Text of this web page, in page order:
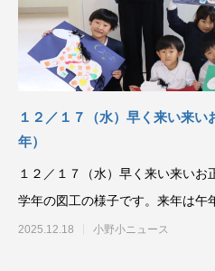
１２／１７（水）早く来い来
年）
１２／１７（水）早く来い来い
学年の図工の様子です。来年は午
「午の刻」はお昼の１
2025.12.18 小野小ニュース